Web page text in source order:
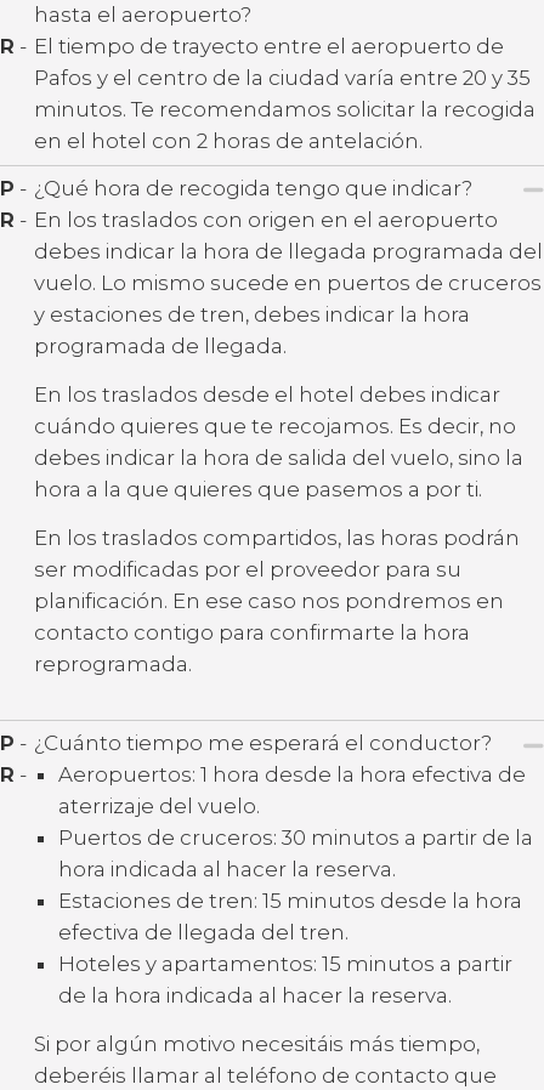
hasta el aeropuerto?
R - El tiempo de trayecto entre el aeropuerto de
Pafos y el centro de la ciudad varía entre 20 y 35
minutos. Te recomendamos solicitar la recogida
en el hotel con 2 horas de antelación.
P - ¿Qué hora de recogida tengo que indicar?
R - En los traslados con origen en el aeropuerto
debes indicar la hora de llegada programada del
vuelo. Lo mismo sucede en puertos de cruceros
y estaciones de tren, debes indicar la hora
programada de llegada.
En los traslados desde el hotel debes indicar
cuándo quieres que te recojamos. Es decir, no
debes indicar la hora de salida del vuelo, sino la
hora a la que quieres que pasemos a por ti.
En los traslados compartidos, las horas podrán
ser modificadas por el proveedor para su
planificación. En ese caso nos pondremos en
contacto contigo para confirmarte la hora
reprogramada.
P - ¿Cuánto tiempo me esperará el conductor?
R -
Aeropuertos: 1 hora desde la hora efectiva de
aterrizaje del vuelo.
Puertos de cruceros: 30 minutos a partir de la
hora indicada al hacer la reserva.
Estaciones de tren: 15 minutos desde la hora
efectiva de llegada del tren.
Hoteles y apartamentos: 15 minutos a partir
de la hora indicada al hacer la reserva.
Si por algún motivo necesitáis más tiempo,
deberéis llamar al teléfono de contacto que